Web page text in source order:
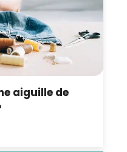
aiguille de